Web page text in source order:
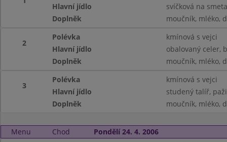
Hlavní jídlo
svíčková na
Doplněk
moučník, mléko,
2
Polévka
kmínová s vejci
Hlavní jídlo
obalovaný celer,
Doplněk
moučník, mléko,
3
Polévka
kmínová s vejci
Hlavní jídlo
studený talíř,
Doplněk
moučník, mléko,
Menu Chod Pondělí 24. 4. 2006